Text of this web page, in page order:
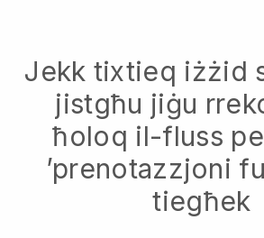
Jekk tixtieq iżżid
jistgħu jiġu
ħoloq il-fluss
’prenotazzjoni
tiegħek